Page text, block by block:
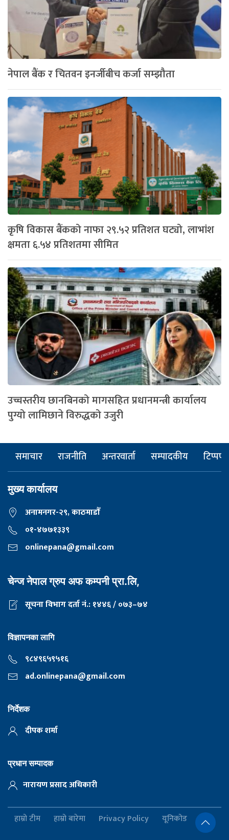
नेपाल बैंक र चितवन इनर्जीबीच कर्जा सम्झौता
कृषि विकास बैंकको नाफा २९.५२ प्रतिशत घट्यो, लाभांश
क्षमता ६.५४ प्रतिशतमा सीमित
उच्चस्तरीय छानबिनको मागसहित प्रधानमन्त्री कार्यालय
पुग्यो लामिछाने विरुद्धको उजुरी
समाचार राजनीति अन्तरवार्ता सम्पादकीय टिप्पणी
मुख्य कार्यालय
अनामनगर-२९, काठमाडाैँ
०१-४७७१३३९
onlinepana@gmail.com
चेन्ज नेपाल ग्रुप अफ कम्पनी प्रा.लि,
सूचना विभाग दर्ता नं.: १४४६ / ०७३–७४
विज्ञापनका लागि
९८४९६५९५१६
ad.onlinepana@gmail.com
निर्देशक
दीपक शर्मा
प्रधान सम्पादक
नारायण प्रसाद अधिकारी
हाम्रो टीम हाम्रो बारेमा Privacy Policy यूनिकोड